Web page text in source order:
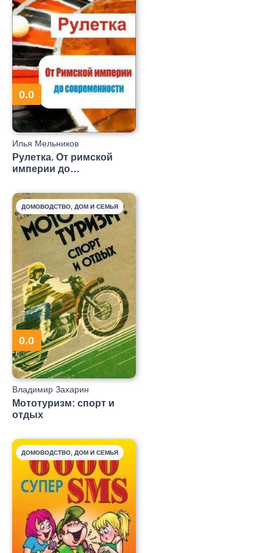
0.0
Илья Мельников
Рулетка. От римской
империи до
ДОМОВОДСТВО, ДОМ И СЕМЬЯ
0.0
Владимир Захарин
Мототуризм: спорт и
отдых
ДОМОВОДСТВО, ДОМ И СЕМЬЯ